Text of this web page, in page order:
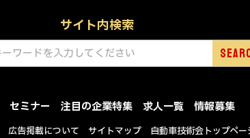
サイト内検索
セミナー 注目の企業特集 求人一覧
情報募集
広告掲載について サイトマップ 自動車技術会トップペー